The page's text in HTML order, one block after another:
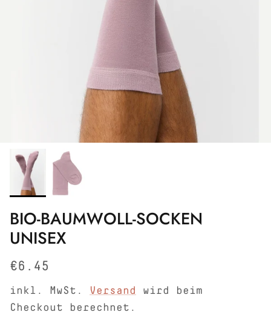
BIO-BAUMWOLL-SOCKEN
UNISEX
Normaler Preis
€6.45
inkl. MwSt. Versand
wird beim
Checkout berechnet.